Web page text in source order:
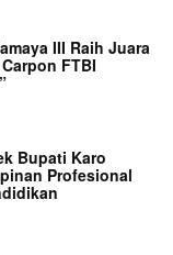
III Raih Juara
FTBI
Bupati Karo
Profesional